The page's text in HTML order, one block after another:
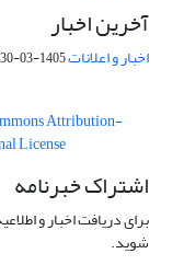
آخرین اخبار
اخبار و اعلانات1405-03-30
Attribution-
License
اشتراک خبرنامه
برای دریافت اخبار و
شوید.